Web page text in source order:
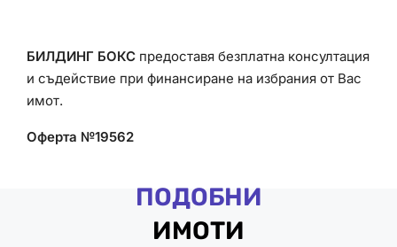
БИЛДИНГ БОКС предоставя безплатна консултация
и съдействие при финансиране на избрания от Вас
имот.
Оферта №19562
ПОДОБНИ
ИМОТИ